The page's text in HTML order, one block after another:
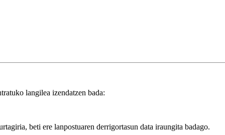
langilea izendatzen bada:
beti ere lanpostuaren derrigortasun data iraungita badago.